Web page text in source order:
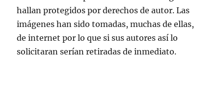
hallan protegidos por derechos de autor. Las
imágenes han sido tomadas, muchas de ellas,
de internet por lo que si sus autores así lo
solicitaran serían retiradas de inmediato.